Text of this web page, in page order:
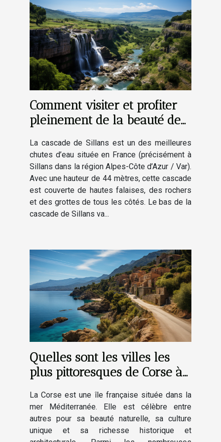
Comment visiter et profiter
pleinement de la beauté de
La cascade de Sillans est un des meilleures
chutes d’eau située en France (précisément à
Sillans dans la région Alpes-Côte d’Azur / Var).
Avec une hauteur de 44 mètres, cette cascade
est couverte de hautes falaises, des rochers
et des grottes de tous les côtés. Le bas de la
cascade de Sillans va...
Quelles sont les villes les
plus pittoresques de Corse à
La Corse est une île française située dans la
mer Méditerranée. Elle est célèbre entre
autres pour sa beauté naturelle, sa culture
unique et sa richesse historique et